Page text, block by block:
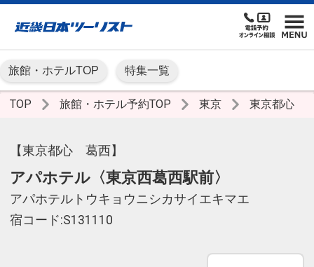
旅館・ホテルTOP 特集一覧
TOP 旅館・ホテル予約TOP 東京 東京都心
【東京都心 葛西】
アパホテル〈東京西葛西駅前〉
アパホテルトウキョウニシカサイエキマエ
宿コード:S131110